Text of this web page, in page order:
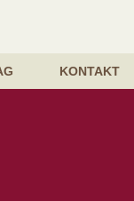
KONTAKT